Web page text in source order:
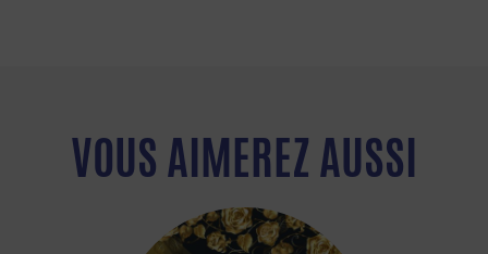
VOUS AIMEREZ AUSSI